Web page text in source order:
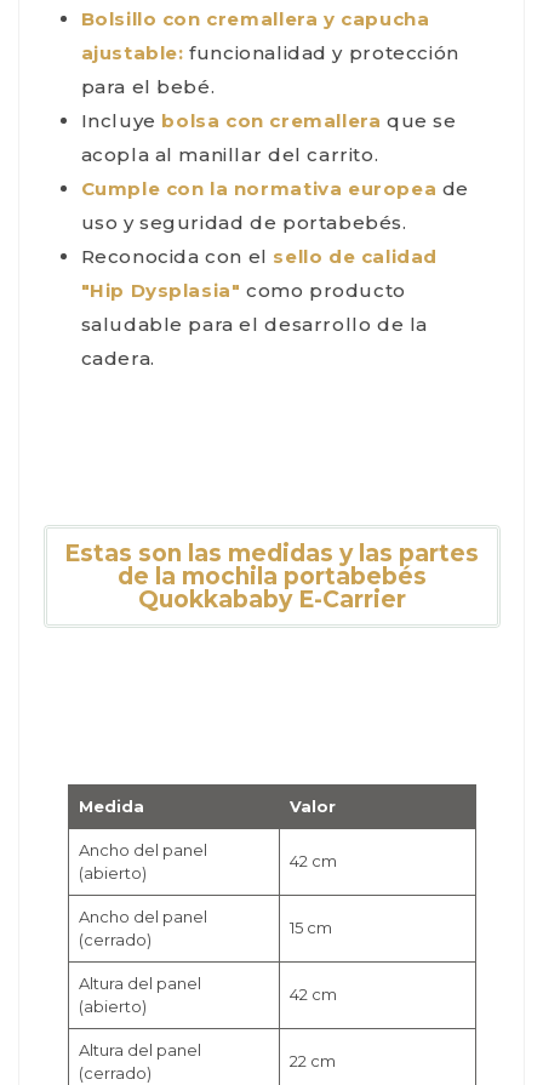
Bolsillo con cremallera y capucha
ajustable: funcionalidad y protección
para el bebé.
Incluye bolsa con cremallera que se
acopla al manillar del carrito.
Cumple con la normativa europea de
uso y seguridad de portabebés.
Reconocida con el sello de calidad
"Hip Dysplasia" como producto
saludable para el desarrollo de la
cadera.
Estas son las medidas y las partes
de la mochila portabebés
Quokkababy E-Carrier
Medida Valor
Ancho del panel
(abierto)
42 cm
Ancho del panel
(cerrado)
15 cm
Altura del panel
(abierto)
42 cm
Altura del panel
(cerrado)
22 cm